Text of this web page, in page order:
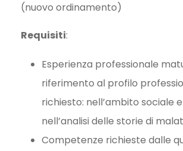
(nuovo ordinamento)
Requisiti:
Esperienza professionale
riferimento al profilo
richiesto: nell’ambito sociale
nell’analisi delle storie di
Competenze richieste dalle